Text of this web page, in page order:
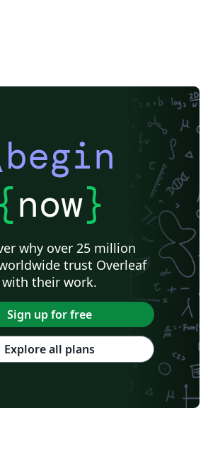
{now}
why over 25 million
trust Overleaf
with their work.
Sign up for free
Explore all plans